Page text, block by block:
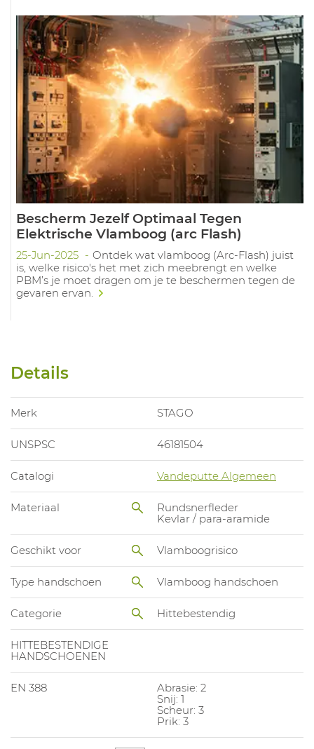
Bescherm Jezelf Optimaal Tegen
Elektrische Vlamboog (arc Flash)
25-Jun-2025
Ontdek wat vlamboog (Arc-Flash) juist
is, welke risico's het met zich meebrengt en welke
PBM’s je moet dragen om je te beschermen tegen de
gevaren ervan.
Details
Merk STAGO
UNSPSC 46181504
Catalogi Vandeputte Algemeen
Materiaal
Rundsnerfleder
Kevlar / para-aramide
Geschikt voor Vlamboogrisico
Type handschoen Vlamboog handschoen
Categorie Hittebestendig
HITTEBESTENDIGE
HANDSCHOENEN
EN 388
Abrasie: 2
Snij: 1
Scheur: 3
Prik: 3